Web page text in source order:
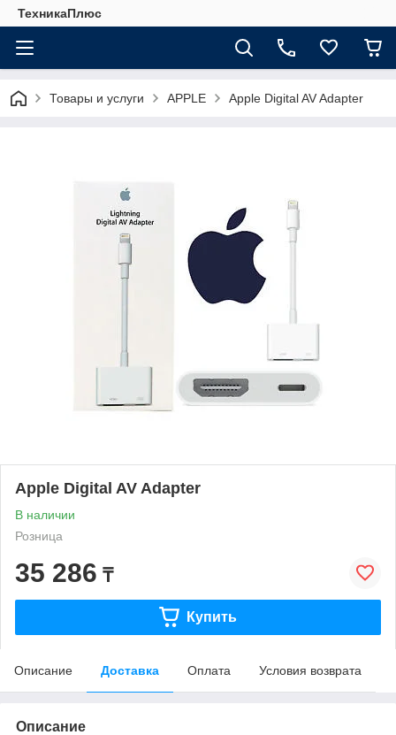
ТехникаПлюс
Товары и услуги APPLE Apple Digital AV Adapter
Apple Digital AV Adapter
В наличии
Розница
35 286 ₸
Купить
Описание Доставка Оплата Условия возврата
Описание